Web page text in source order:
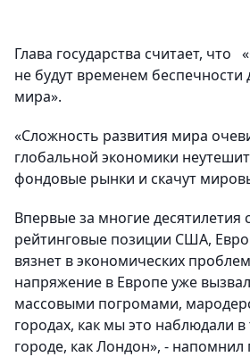
Глава государства считает,
не будут временем беспечности
мира».
«Сложность развития мира
глобальной экономики
фондовые рынки и скачут
Впервые за многие десятилетия
рейтинговые позиции США,
вязнет в экономических
напряжение в Европе уже
массовыми погромами,
городах, как мы это наблюдали
городе, как Лондон», - напомнил